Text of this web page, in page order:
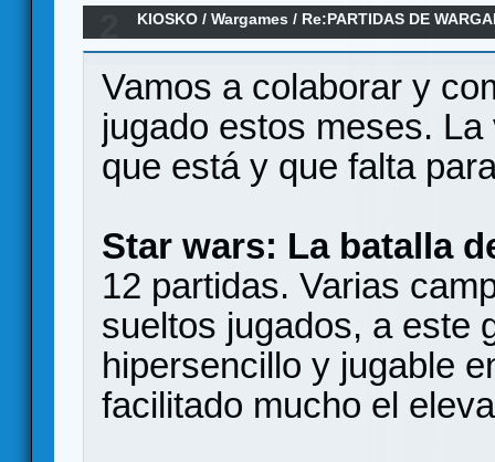
KIOSKO /Wargames / Re:PARTIDAS DE
2026
Vamos a colaborar y
jugado estos meses.
que está y que falta
Star wars: La batalla
12 partidas. Varias
sueltos jugados, a este
hipersencillo y jugable
facilitado mucho el